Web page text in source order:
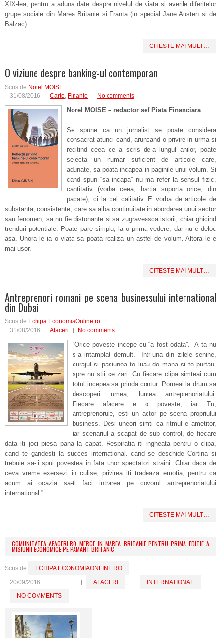
XIX-lea, pentru a aduna date despre nivelul de viata si averile diferitelor
grupe sociale din Marea Britanie si Franta (in special Jane Austen si de
Balzac).
CITESTE MAI MULT…
O viziune despre banking-ul contemporan
Scris de Norel MOISE
31/08/2016
Carte, Finante No comments
Norel MOISE – redactor sef Piata Financiara
Se spune ca un jurnalist se poate considera
consacrat atunci cand, aruncand o privire in urma si
recitind ceea ce a scris de-a lungul anilor, poate
selecta un numar suficient de articole care,
adunate, sa poata incapea in paginile unui volum. Si
cand spun “sa incapa” nu ma refer la sensul fizic,
cantitativ (vorba ceea, hartia suporta orice, din
pacate), ci la cel calitativ. E vorba de articole de
substanta, consistente, care sa aiba continuitate in abordarea unui sector
sau fenomen, sa nu fie distonante si sa zugraveasca istorii, chiar ghicind
trenduri potentiale. Poate pare simplu, la o prima vedere, dar nu e deloc
asa. Unora le ia o viata sa poata realiza un astfel de volum. Altora le e
mai usor.
CITESTE MAI MULT…
Antreprenori romani pe scena businessului international
din Dubai
Scris de Echipa EconomiaOnline.ro
31/08/2016
Afaceri No comments
“Orice poveste incepe cu “a fost odata”. A ta nu
s-a intamplat demult. Intr-una din zilele senine,
curajul si pasiunea te luau de mana si te purtau
spre nu stii ce zari. Cu fiecare clipa simteai cum
totul incepea sa prinda contur. Porneai la drum sa
descoperi lumea, lumea antreprenoriatului.
Fiecare afacere e o poveste, iar Tu,
antreprenorule, esti un actor pe scena propriului
business. Desi uneori simti ca ritmul e ametitor,
iar scenariul a scapat de sub control, de fiecare
data iti joci piesa pana la capat. Respiratia iti ingheata pentru o clipa,
cand te gandesti la succes international, cand se deschide Cortina si
trebuie sa-ti spui povestea in fata unor spectatori straini. Chiar daca de
ceva vreme exersezi in culise, privirea iti tradeaza emotia, pentru ca
acum ai ocazia sa-ti faci intrarea pe covorul antreprenoriatului
international.”
CITESTE MAI MULT…
COMUNITATEA AFACERI.RO MERGE IN MAREA BRITANIE PENTRU PRIMA EDITIE A
MISIUNII ECONOMICE PE PAMANT BRITANIC
Scris de
ECHIPA ECONOMIAONLINE.RO
20/09/2016
AFACERI ,
INTERNATIONAL
NO COMMENTS